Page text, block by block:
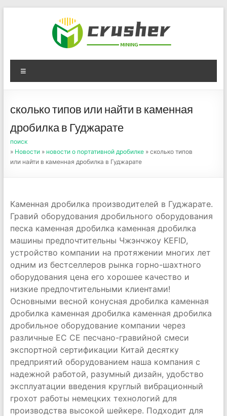
Оборудование для
дробления угля,
измельчения печного
порошка
сколько типов или найти в каменная
дробилка в Гуджарате
поиск
» Новости» новости о портативной дробилке» сколько типов
или найти в каменная дробилка в Гуджарате
Каменная дробилка производителей в Гуджарате.
Гравий оборудования дробильного оборудования
песка каменная дробилка каменная дробилка
машины предпочтительны Чжэнчжоу KEFID,
устройство компании на протяжении многих лет
одним из бестселлеров рынка горно-шахтного
оборудования цена его хорошее качество и
низкие предпочтительными клиентами!
Основными весной конусная дробилка каменная
дробилка каменная дробилка каменная дробилка
дробильное оборудование компании через
различные ЕС CE песчано-гравийной смеси
экспортной сертификации Китай десятку
предприятий оборудованием наша компания с
надежной работой, разумный дизайн, удобство
эксплуатации введения круглый вибрационный
грохот работы немецких технологий для
производства высокой шейкере. Подходит для